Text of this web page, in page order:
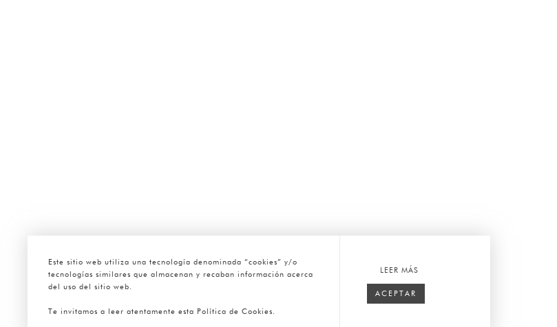
Este sitio web utiliza una tecnología denominada “cookies” y/o
tecnologías similares que almacenan y recaban información acerca
del uso del sitio web.
Te invitamos a leer atentamente esta Política de Cookies.
LEER MÁS
ACEPTAR